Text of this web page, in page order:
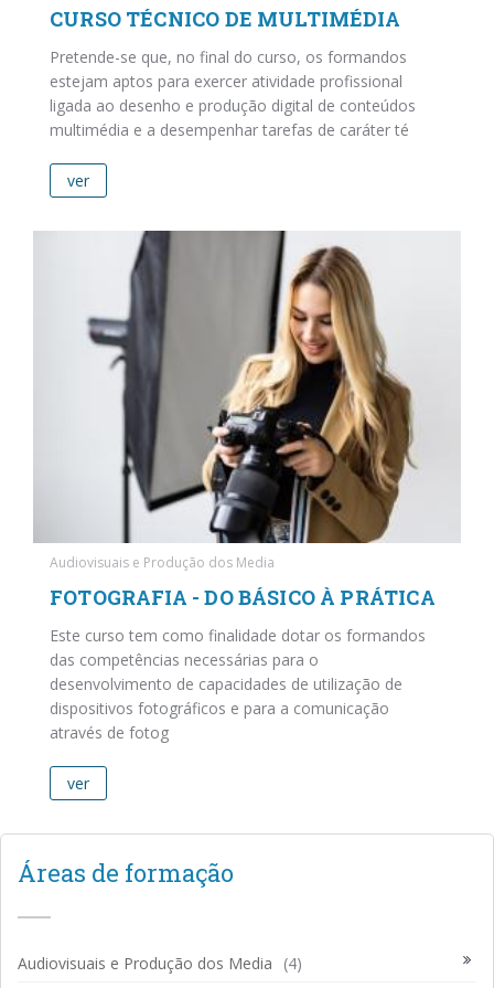
CURSO TÉCNICO DE MULTIMÉDIA
Pretende-se que, no final do curso, os formandos
estejam aptos para exercer atividade profissional
ligada ao desenho e produção digital de conteúdos
multimédia e a desempenhar tarefas de caráter té
ver
Audiovisuais e Produção dos Media
FOTOGRAFIA - DO BÁSICO À PRÁTICA
Este curso tem como finalidade dotar os formandos
das competências necessárias para o
desenvolvimento de capacidades de utilização de
dispositivos fotográficos e para a comunicação
através de fotog
ver
Áreas de formação
Audiovisuais e Produção dos Media
(4)